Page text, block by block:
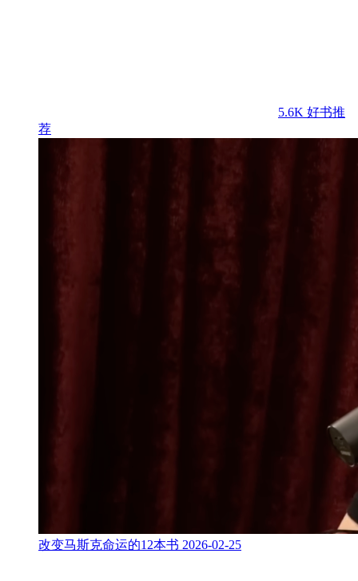
5.6K 好书推
荐
改变马斯克命运的12本书 2026-02-25